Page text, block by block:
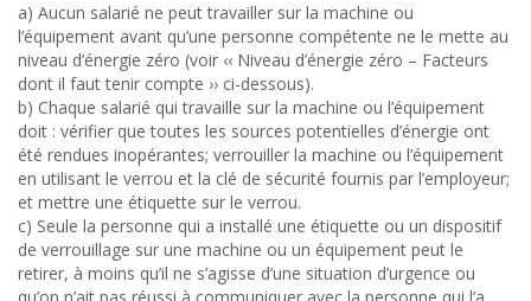
a) Aucun salarié ne peut travailler sur la machine ou
l’équipement avant qu’une personne compétente ne le mette au
niveau d’énergie zéro (voir ‹‹ Niveau d’énergie zéro – Facteurs
dont il faut tenir compte ›› ci-dessous).
b) Chaque salarié qui travaille sur la machine ou l’équipement
doit : vérifier que toutes les sources potentielles d’énergie ont
été rendues inopérantes; verrouiller la machine ou l’équipement
en utilisant le verrou et la clé de sécurité fournis par l’employeur;
et mettre une étiquette sur le verrou.
c) Seule la personne qui a installé une étiquette ou un dispositif
de verrouillage sur une machine ou un équipement peut le
retirer, à moins qu’il ne s’agisse d’une situation d’urgence ou